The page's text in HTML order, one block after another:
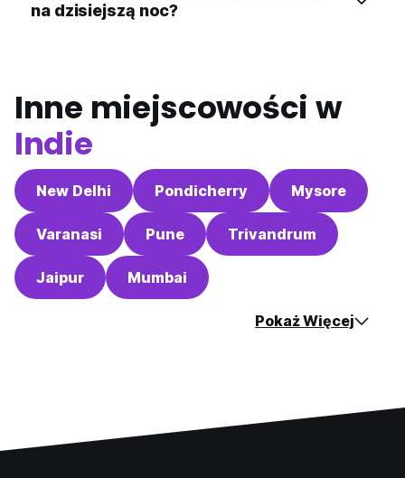
na dzisiejszą noc?
Inne miejscowości w
Indie
New Delhi Pondicherry Mysore
Varanasi Pune Trivandrum
Jaipur Mumbai
Pokaż Więcej